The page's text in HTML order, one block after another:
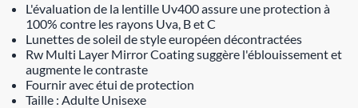
L'évaluation de la lentille Uv400 assure une protection à
100% contre les rayons Uva, B et C
Lunettes de soleil de style européen décontractées
Rw Multi Layer Mirror Coating suggère l'éblouissement et
augmente le contraste
Fournir avec étui de protection
Taille : Adulte Unisexe